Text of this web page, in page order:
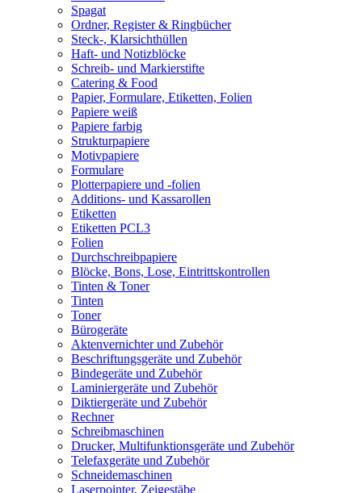
Spagat
Ordner, Register & Ringbücher
Steck-, Klarsichthüllen
Haft- und Notizblöcke
Schreib- und Markierstifte
Catering & Food
Papier, Formulare, Etiketten, Folien
Papiere weiß
Papiere farbig
Strukturpapiere
Motivpapiere
Formulare
Plotterpapiere und -folien
Additions- und Kassarollen
Etiketten
Etiketten PCL3
Folien
Durchschreibpapiere
Blöcke, Bons, Lose, Eintrittskontrollen
Tinten & Toner
Tinten
Toner
Bürogeräte
Aktenvernichter und Zubehör
Beschriftungsgeräte und Zubehör
Bindegeräte und Zubehör
Laminiergeräte und Zubehör
Diktiergeräte und Zubehör
Rechner
Schreibmaschinen
Drucker, Multifunktionsgeräte und Zubehör
Telefaxgeräte und Zubehör
Schneidemaschinen
Laserpointer, Zeigestäbe